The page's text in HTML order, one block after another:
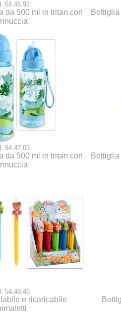
54.46.92
da 500 ml in tritan con
54.47.03
da 500 ml in tritan con
54.48.46
e ricaricabile